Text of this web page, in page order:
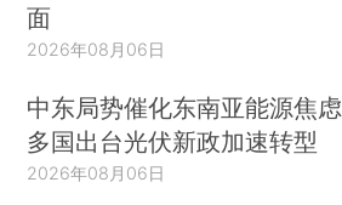
面
2026年08月06日
中东局势催化东南亚能源焦虑
多国出台光伏新政加速转型
2026年08月06日